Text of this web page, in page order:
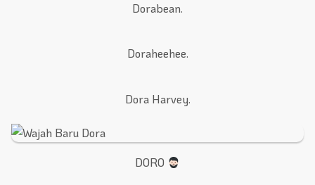
Dorabean.
Doraheehee.
Dora Harvey.
DORO